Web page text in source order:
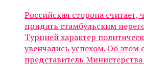
Российская сторона
придать стамбульским
Турцией характер
увенчались успехом. Об этом
представитель